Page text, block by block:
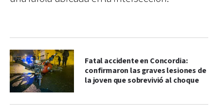
Fatal accidente en Concordia:
confirmaron las graves lesiones de
la joven que sobrevivió al choque